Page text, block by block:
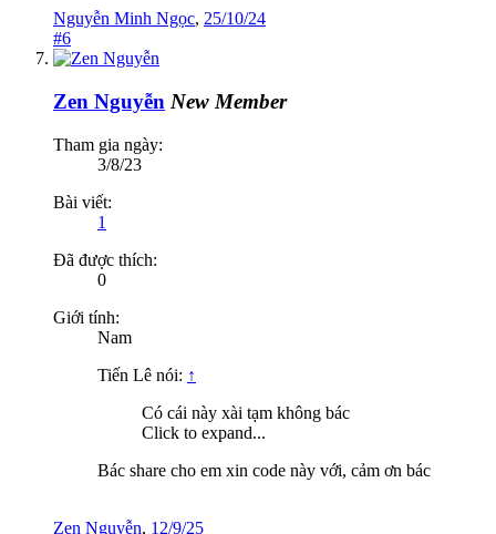
Nguyễn Minh Ngọc, 25/10/24
#6
Zen Nguyễn New Member
Tham gia ngày:
3/8/23
Bài viết:
1
Đã được thích:
0
Giới tính:
Nam
Tiến Lê nói: ↑
Có cái này xài tạm không bác
Click to expand...
Bác share cho em xin code này với, cảm ơn bác
Zen Nguyễn, 12/9/25